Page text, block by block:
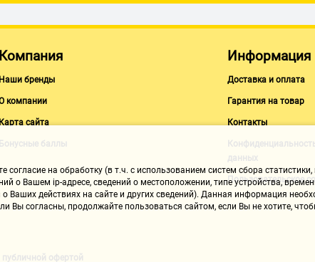
Компания
Наши бренды
компании
Карта сайта
Бонусные баллы
Информация
Доставка и оплата
Гарантия на товар
Контакты
данных
Пользовательское
публичной офертой
на обработку (в т.ч. с использованием систем сбора
о Вашем ip-адресе, сведений о местоположении, типе устройства,
Ваших действиях на сайте и других сведений). Данная информация
Вы согласны, продолжайте пользоваться сайтом, если Вы не хотите,